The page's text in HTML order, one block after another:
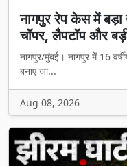
नागपुर रेप केस में
चॉपर, लैपटॉप और
नागपुर/मुंबई। नागपुर में 16
बनाए जा...
Aug 08, 2026